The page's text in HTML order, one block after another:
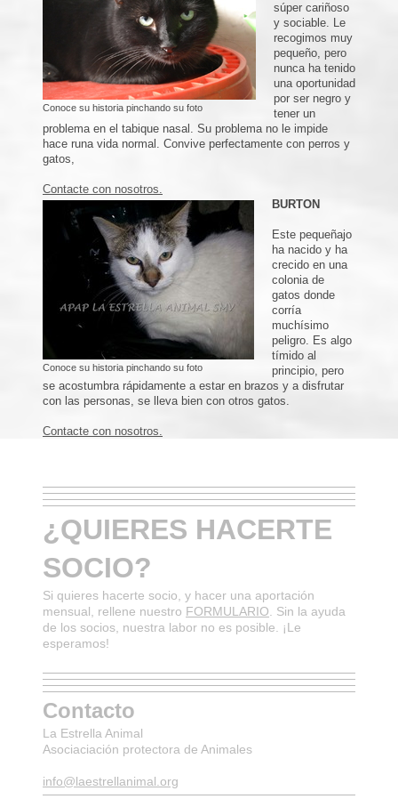
Conoce su historia pinchando su foto
súper cariñoso
y sociable. Le
recogimos muy
pequeño, pero
nunca ha tenido
una oportunidad
por ser negro y
tener un
problema en el tabique nasal. Su problema no le impide
hace runa vida normal. Convive perfectamente con perros y
gatos,
Contacte con nosotros.
Conoce su historia pinchando su foto
BURTON
Este pequeñajo
ha nacido y ha
crecido en una
colonia de
gatos donde
corría
muchísimo
peligro. Es algo
tímido al
principio, pero
se acostumbra rápidamente a estar en brazos y a disfrutar
con las personas, se lleva bien con otros gatos.
Contacte con nosotros.
¿QUIERES HACERTE
SOCIO?
Si quieres hacerte socio, y hacer una aportación
mensual, rellene nuestro FORMULARIO . Sin la ayuda
de los socios, nuestra labor no es posible. ¡Le
esperamos!
Contacto
La Estrella Animal
Asociaciación protectora de Animales
info@laestrellanimal.org